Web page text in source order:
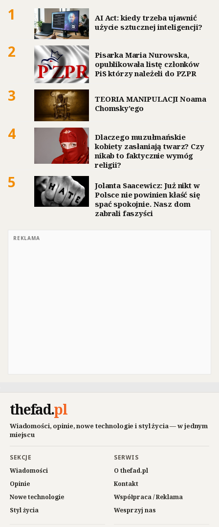
1
AI Act: kiedy trzeba ujawnić
użycie sztucznej inteligencji?
2
Pisarka Maria Nurowska,
opublikowała listę członków
PiS którzy należeli do PZPR
3
TEORIA MANIPULACJI Noama
Chomsky’ego
4
Dlaczego muzułmańskie
kobiety zasłaniają twarz? Czy
nikab to faktycznie wymóg
religii?
5
Jolanta Saacewicz: Już nikt w
Polsce nie powinien kłaść się
spać spokojnie. Nasz dom
zabrali faszyści
REKLAMA
thefad.pl
Wiadomości, opinie, nowe technologie i styl życia — w jednym
miejscu
SEKCJE
Wiadomości
Opinie
Nowe technologie
Styl życia
SERWIS
O thefad.pl
Kontakt
Współpraca / Reklama
Wesprzyj nas